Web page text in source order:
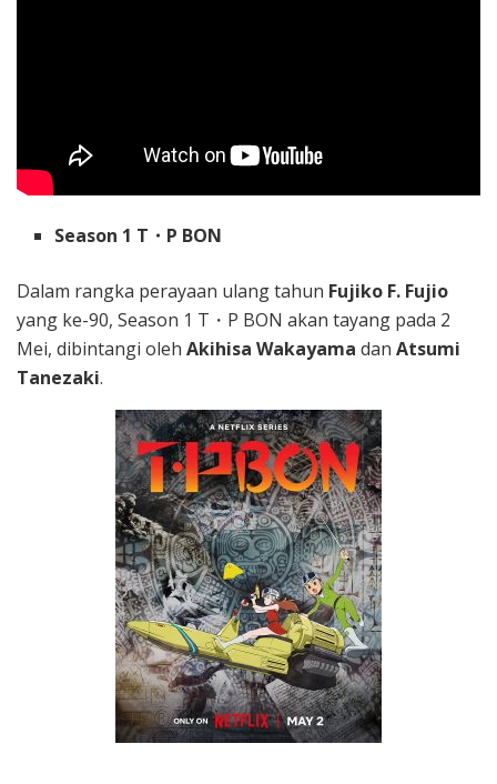
Season 1 T・P BON
Dalam rangka perayaan ulang tahun Fujiko F. Fujio
yang ke-90, Season 1 T・P BON akan tayang pada 2
Mei, dibintangi oleh Akihisa Wakayama dan Atsumi
Tanezaki.